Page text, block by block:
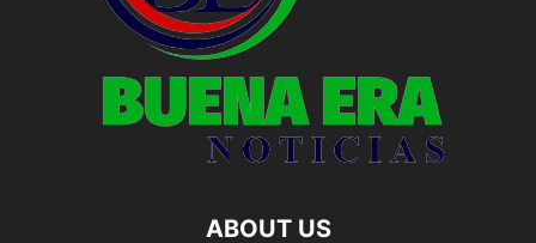
ABOUT US